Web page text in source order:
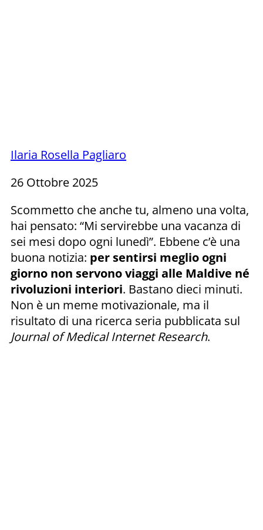
Ilaria Rosella Pagliaro
26 Ottobre 2025
Scommetto che anche tu, almeno una volta,
hai pensato: “Mi servirebbe una vacanza di
sei mesi dopo ogni lunedì”. Ebbene c’è una
buona notizia: per sentirsi meglio ogni
giorno non servono viaggi alle Maldive né
rivoluzioni interiori. Bastano dieci minuti.
Non è un meme motivazionale, ma il
risultato di una ricerca seria pubblicata sul
Journal of Medical Internet Research.